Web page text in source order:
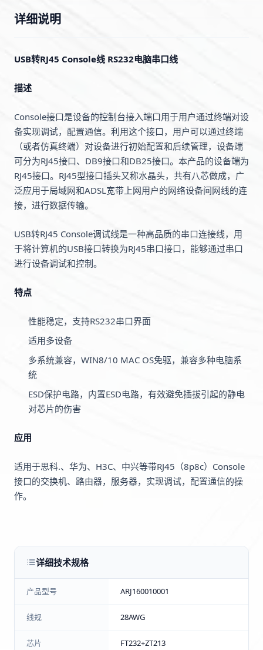
详细说明
USB转RJ45 Console线 RS232电脑串口线
描述
Console接口是设备的控制台接入端口用于用户通过终端对设
备实现调试，配置通信。利用这个接口，用户可以通过终端
（或者仿真终端）对设备进行初始配置和后续管理，设备端
可分为RJ45接口、DB9接口和DB25接口。本产品的设备端为
RJ45接口。RJ45型接口插头又称水晶头，共有八芯做成，广
泛应用于局域网和ADSL宽带上网用户的网络设备间网线的连
接，进行数据传输。
USB转RJ45 Console调试线是一种高品质的串口连接线，用
于将计算机的USB接口转换为RJ45串口接口，能够通过串口
进行设备调试和控制。
特点
性能稳定，支持RS232串口界面
适用多设备
多系统兼容，WIN8/10 MAC OS免驱，兼容多种电脑系
统
ESD保护电路，内置ESD电路，有效避免插拔引起的静电
对芯片的伤害
应用
适用于思科.、华为、H3C、中兴等带RJ45（8p8c）Console
接口的交换机、路由器，服务器，实现调试，配置通信的操
作。
详细技术规格
产品型号 ARJ160010001
线规 28AWG
芯片 FT232+ZT213